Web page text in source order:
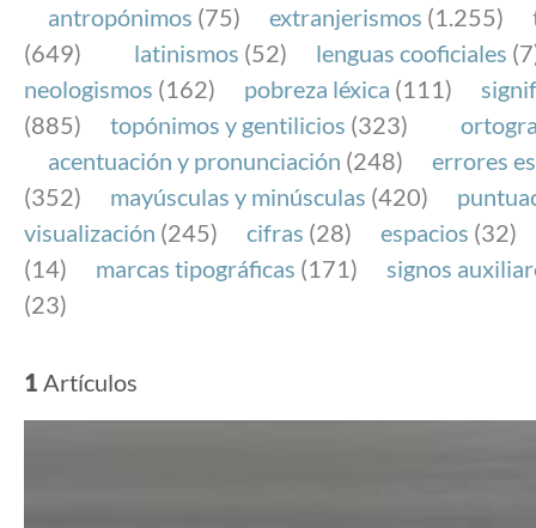
antropónimos (75) extranjerismos (1.255)
(649)
latinismos (52) lenguas cooficiales
neologismos (162) pobreza léxica (111)
(885)
topónimos y gentilicios (323)
acentuación y pronunciación (248)
errores
(352)
mayúsculas y minúsculas (420)
visualización (245) cifras (28) espacios (32)
(14)
marcas tipográficas (171)
signos
(23)
1 Artículos